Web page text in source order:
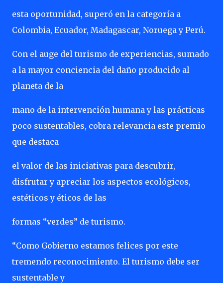
esta oportunidad, superó en la categoría a
Colombia, Ecuador, Madagascar, Noruega y Perú.
Con el auge del turismo de experiencias, sumado
a la mayor conciencia del daño producido al
planeta de la
mano de la intervención humana y las prácticas
poco sustentables, cobra relevancia este premio
que destaca
el valor de las iniciativas para descubrir,
disfrutar y apreciar los aspectos ecológicos,
estéticos y éticos de las
formas “verdes” de turismo.
“Como Gobierno estamos felices por este
tremendo reconocimiento. El turismo debe ser
sustentable y